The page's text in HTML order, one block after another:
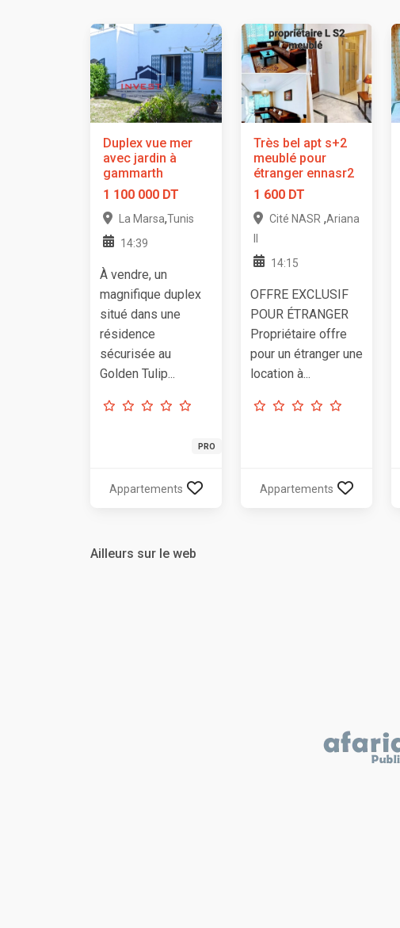
Duplex vue mer
avec jardin à
gammarth
1 100 000 DT
La Marsa,Tunis
14:39
À vendre, un
magnifique duplex
situé dans une
résidence
sécurisée au
Golden Tulip...
PRO
Appartements
Très bel apt s+2
meublé pour
étranger ennasr2
1 600 DT
Cité NASR ,Ariana
14:15
OFFRE EXCLUSIF
POUR ÉTRANGER
Propriétaire offre
pour un étranger une
location à...
Appartements
Ailleurs sur le web